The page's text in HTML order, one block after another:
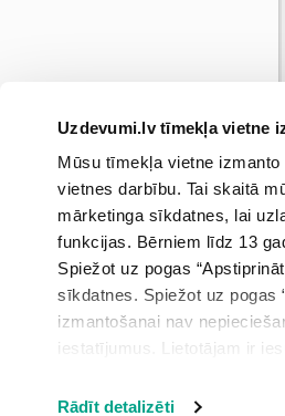
Uzdevumi.lv tīmekļa vietne
Mūsu tīmekļa vietne
vietnes darbību. Tai skaitā
mārketinga sīkdatnes, lai
funkcijas. Bērniem līdz 13
Spiežot uz pogas
sīkdatnes. Spiežot uz pogas
izmantošanai nav
iestatījumus. Lietotājam ir
Rādīt detalizēti